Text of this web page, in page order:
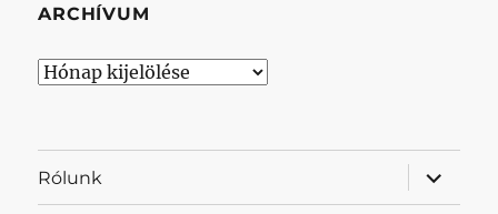
ARCHÍVUM
Archívum
Rólunk
almenü